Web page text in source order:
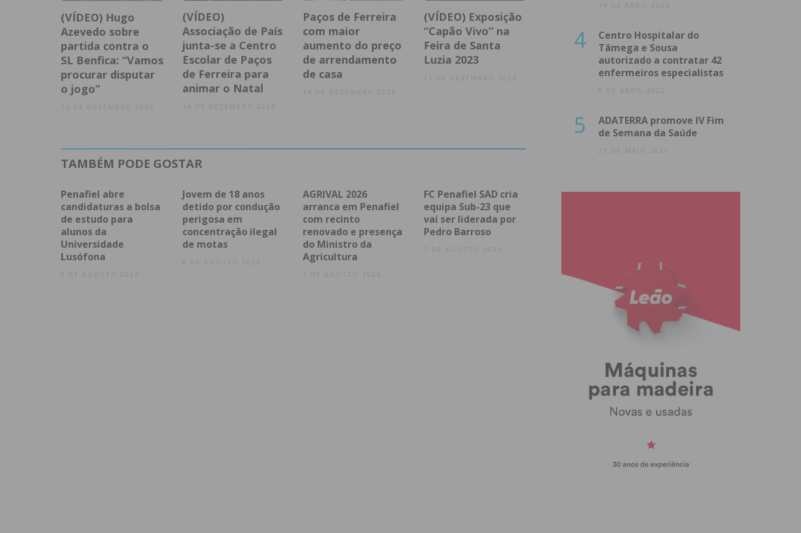
(VÍDEO) Hugo
Azevedo sobre
partida contra o
SL Benfica: “Vamos
procurar disputar
o jogo”
(VÍDEO)
Associação de País
junta-se a Centro
Escolar de Paços
de Ferreira para
animar o Natal
14 DE DEZEMBRO 2023
Paços de Ferreira
com maior
aumento do preço
de arrendamento
de casa
14 DE DEZEMBRO 2023
(VÍDEO) Exposição
“Capão Vivo” na
Feira de Santa
Luzia 2023
TAMBÉM PODE GOSTAR
Penafiel abre
candidaturas a bolsa
de estudo para
alunos da
Universidade
Lusófona
8 DE AGOSTO 2026
Jovem de 18 anos
detido por condução
perigosa em
concentração ilegal
de motas
8 DE AGOSTO 2026
AGRIVAL 2026
arranca em Penafiel
com recinto
renovado e presença
do Ministro da
Agricultura
7 DE AGOSTO 2026
FC Penafiel SAD cria
equipa Sub-23 que
vai ser liderada por
Pedro Barroso
7 DE AGOSTO 2026
14 DE ABRIL 2022
4
Centro Hospitalar do
Tâmega e Sousa
autorizado a contratar 42
enfermeiros especialistas
8 DE ABRIL 2022
5
ADATERRA promove IV Fim
de Semana da Saúde
21 DE MAIO 2021